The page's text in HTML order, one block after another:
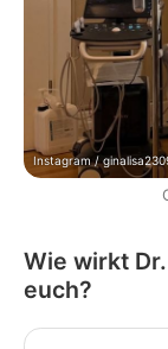
Instagram /
Wie wirkt
euch?